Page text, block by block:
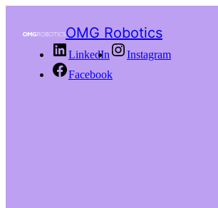
OMG Robotics
LinkedIn
Instagram
Facebook